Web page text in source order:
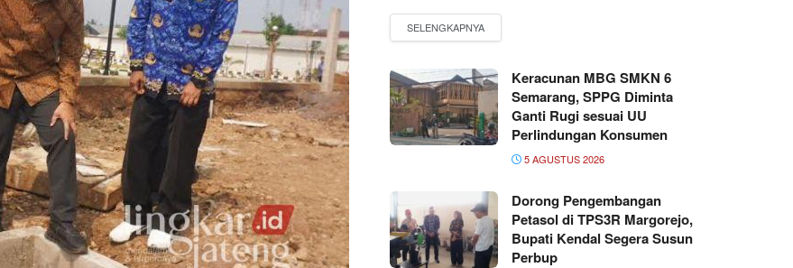
Keracunan MBG SMKN 6
Semarang, SPPG Diminta
Ganti Rugi sesuai UU
Perlindungan Konsumen
5 AGUSTUS 2026
Dorong Pengembangan
Petasol di TPS3R Margorejo,
Bupati Kendal Segera Susun
Perbup